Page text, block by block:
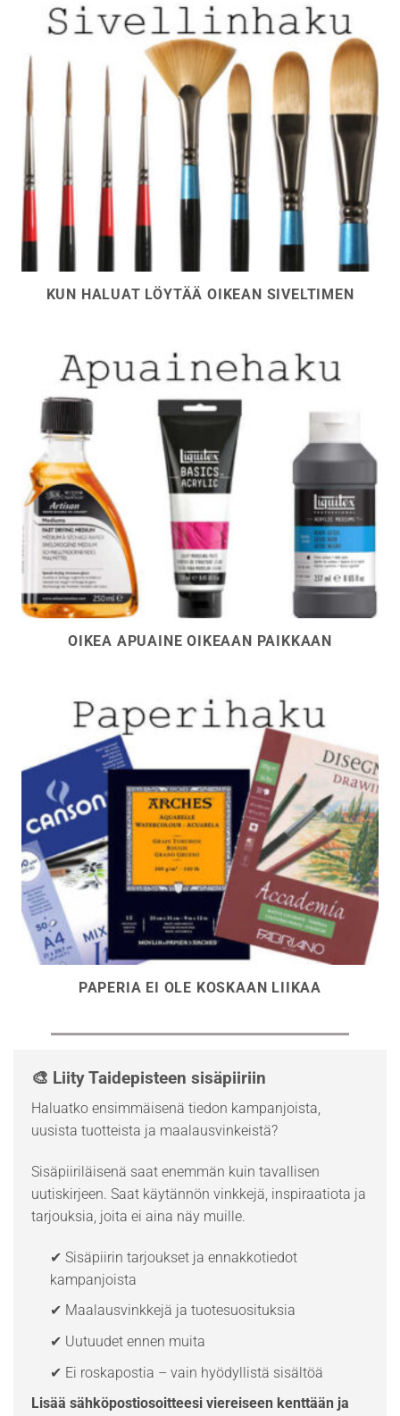
KUN HALUAT LÖYTÄÄ OIKEAN SIVELTIMEN
OIKEA APUAINE OIKEAAN PAIKKAAN
PAPERIA EI OLE KOSKAAN LIIKAA
🎨 Liity Taidepisteen sisäpiiriin
Haluatko ensimmäisenä tiedon kampanjoista,
uusista tuotteista ja maalausvinkeistä?
Sisäpiiriläisenä saat enemmän kuin tavallisen
uutiskirjeen. Saat käytännön vinkkejä, inspiraatiota ja
tarjouksia, joita ei aina näy muille.
✔ Sisäpiirin tarjoukset ja ennakkotiedot
kampanjoista
✔ Maalausvinkkejä ja tuotesuosituksia
✔ Uutuudet ennen muita
✔ Ei roskapostia – vain hyödyllistä sisältöä
Lisää sähköpostiosoitteesi viereiseen kenttään ja